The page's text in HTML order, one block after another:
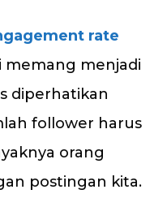
rate
memang menjadi
diperhatikan
follower harus
orang
postingan kita.